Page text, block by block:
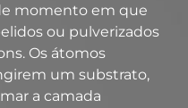
momento em que
ou pulverizados
Os átomos
um substrato,
a camada